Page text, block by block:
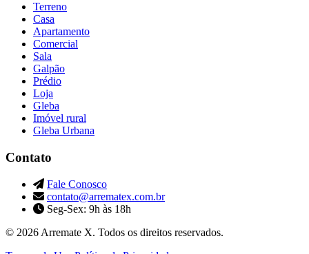
Terreno
Casa
Apartamento
Comercial
Sala
Galpão
Prédio
Loja
Gleba
Imóvel rural
Gleba Urbana
Contato
Fale Conosco
contato@arrematex.com.br
Seg-Sex: 9h às 18h
© 2026 Arremate X. Todos os direitos reservados.